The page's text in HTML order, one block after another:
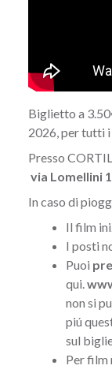
Biglietto a
2026, per tutti
Presso
via Lomellini
In caso di
Il film
I posti
Puoi
qui.
non si
piú
sul
Per film